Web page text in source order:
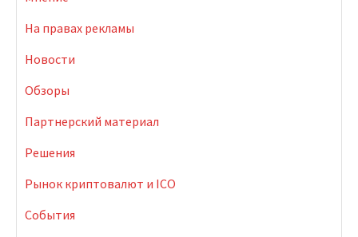
На правах рекламы
Новости
Обзоры
Партнерский материал
Решения
Рынок криптовалют и ICO
События